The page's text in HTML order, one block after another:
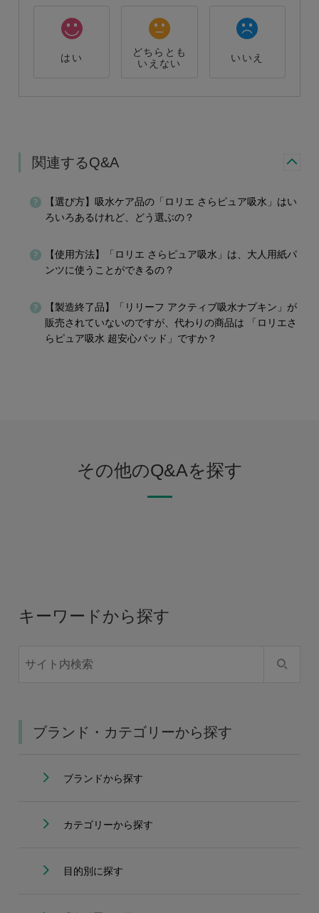
はい
どちらとも
いえない
いいえ
関連するQ&A
【選び方】吸水ケア品の「ロリエ さらピュア吸水」はい
ろいろあるけれど、どう選ぶの？
【使用方法】「ロリエ さらピュア吸水」は、大人用紙パ
ンツに使うことができるの？
【製造終了品】「リリーフ アクティブ吸水ナプキン」が
販売されていないのですが、代わりの商品は 「ロリエさ
らピュア吸水 超安心パッド」ですか？
その他のQ&Aを探す
キーワードから探す
ブランド・カテゴリーから探す
ブランドから探す
カテゴリーから探す
目的別に探す